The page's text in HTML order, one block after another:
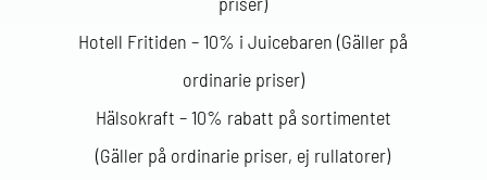
Hotell Fritiden – 10% i Juicebaren (Gäller på
ordinarie priser)
Hälsokraft – 10% rabatt på sortimentet
(Gäller på ordinarie priser, ej rullatorer)